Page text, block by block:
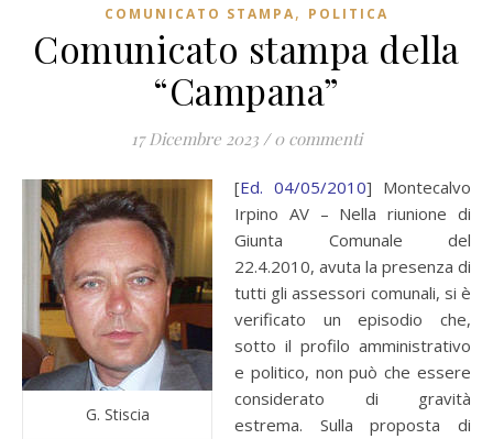
COMUNICATO STAMPA, POLITICA
Comunicato stampa della
“Campana”
17 Dicembre 2023 / 0 commenti
G. Stiscia
[ Ed. 04/05/2010] Montecalvo
Irpino AV – Nella riunione di
Giunta Comunale del
22.4.2010, avuta la presenza di
tutti gli assessori comunali, si è
verificato un episodio che,
sotto il profilo amministrativo
e politico, non può che essere
considerato di gravità
estrema. Sulla proposta di